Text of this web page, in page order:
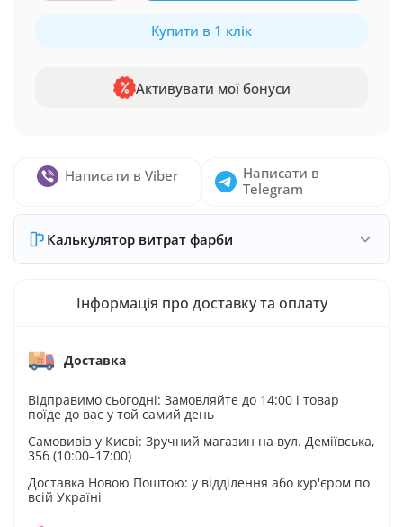
Купити в 1 клік
Активувати мої бонуси
Написати в Viber
Написати в
Telegram
Калькулятор витрат фарби
Інформація про доставку та оплату
Доставка
Відправимо сьогодні: Замовляйте до 14:00 і товар
поїде до вас у той самий день
Самовивіз у Києві: Зручний магазин на вул. Деміївська,
35б (10:00–17:00)
Доставка Новою Поштою: у відділення або кур'єром по
всій Україні